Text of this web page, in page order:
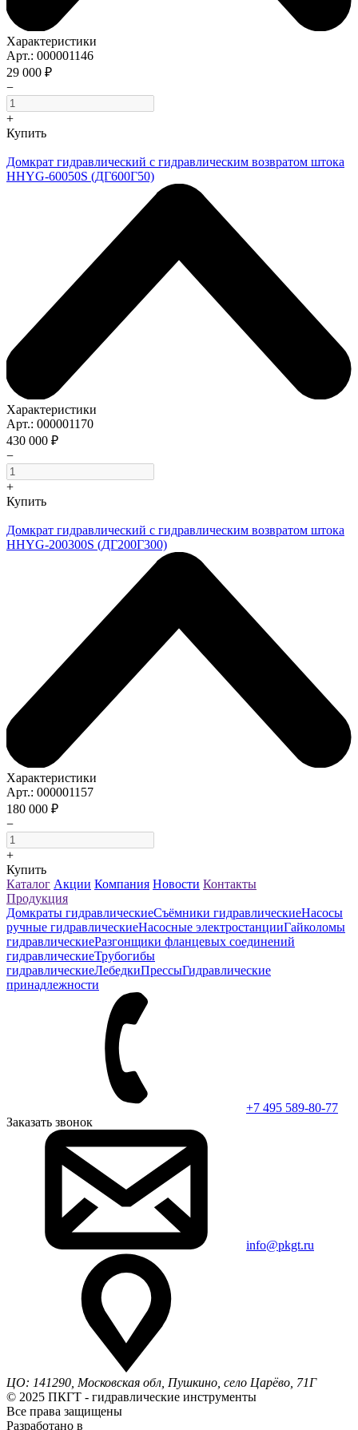
Характеристики
Арт.: 000001146
29 000 ₽
−
+
Купить
Домкрат гидравлический с гидравлическим возвратом штока
HHYG-60050S (ДГ600Г50)
Характеристики
Арт.: 000001170
430 000 ₽
−
+
Купить
Домкрат гидравлический с гидравлическим возвратом штока
HHYG-200300S (ДГ200Г300)
Характеристики
Арт.: 000001157
180 000 ₽
−
+
Купить
Каталог Акции Компания Новости Контакты
Продукция
Домкраты гидравлическиеСъёмники гидравлическиеНасосы
ручные гидравлическиеНасосные электростанцииГайколомы
гидравлическиеРазгонщики фланцевых соединений
гидравлическиеТрубогибы
гидравлическиеЛебедкиПрессыГидравлические
принадлежности
+7 495 589-80-77
Заказать звонок
info@pkgt.ru
ЦО: 141290, Московская обл, Пушкино, село Царёво, 71Г
© 2025 ПКГТ - гидравлические инструменты
Все права защищены
Разработано в